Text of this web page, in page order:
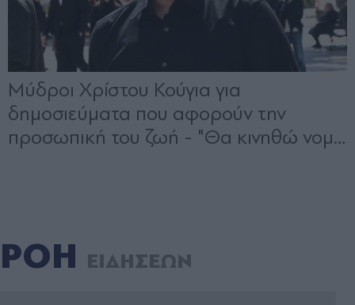
ΡΟΗ ΕΙΔΗΣΕΩΝ